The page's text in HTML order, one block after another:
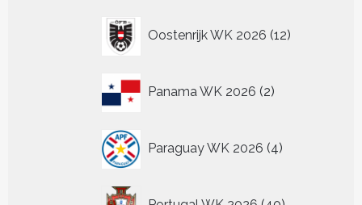
Oostenrijk WK 2026 12
producten
Panama WK 2026 2
producten
Paraguay WK 2026 4
producten